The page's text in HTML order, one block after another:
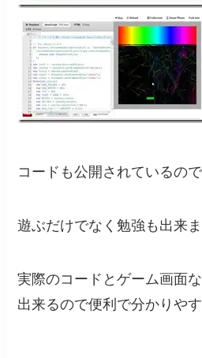
コードも公開されているので
遊ぶだけでなく勉強も出来ま
実際のコードとゲーム画面
出来るので便利で分かりや